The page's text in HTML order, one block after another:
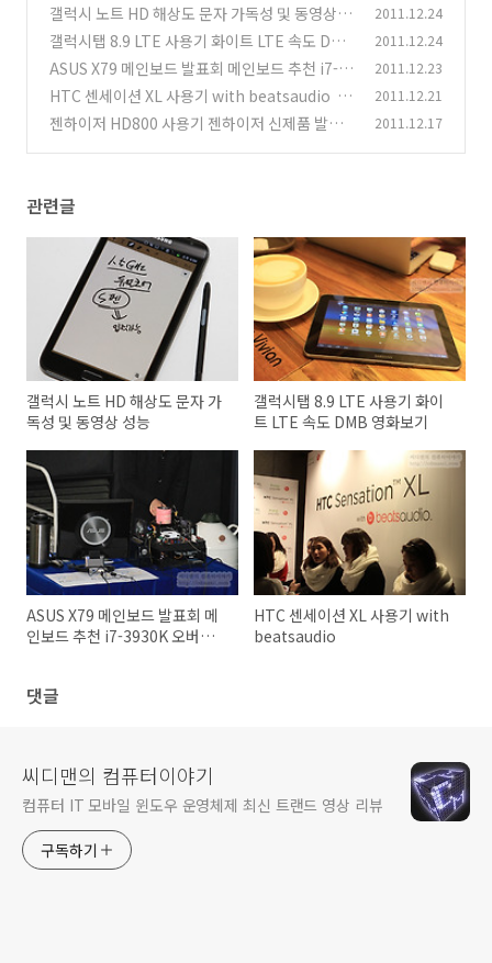
갤럭시 노트 HD 해상도 문자 가독성 및 동영상 성
능
(6)
2011.12.24
갤럭시탭 8.9 LTE 사용기 화이트 LTE 속도 DMB
영화보기 (4)
2011.12.24
ASUS X79 메인보드 발표회 메인보드 추천 i7-3
930K 오버클러킹
(4)
2011.12.23
HTC 센세이션 XL 사용기 with beatsaudio
(1
0)
2011.12.21
젠하이저 HD800 사용기 젠하이저 신제품 발표
2011.12.17
관련글
갤럭시 노트 HD 해상도 문자 가
독성 및 동영상 성능
갤럭시탭 8.9 LTE 사용기 화이
트 LTE 속도 DMB 영화보기
ASUS X79 메인보드 발표회 메
인보드 추천 i7-3930K 오버클
HTC 센세이션 XL 사용기 with
beatsaudio
댓글
씨디맨의 컴퓨터이야기
컴퓨터 IT 모바일 윈도우 운영체제 최신 트랜드 영상 리뷰
구독하기